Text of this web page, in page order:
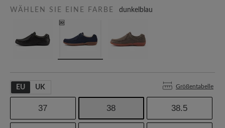
WÄHLEN SIE EINE FARBE dunkelblau
EU UK Größentabelle
37 38 38.5